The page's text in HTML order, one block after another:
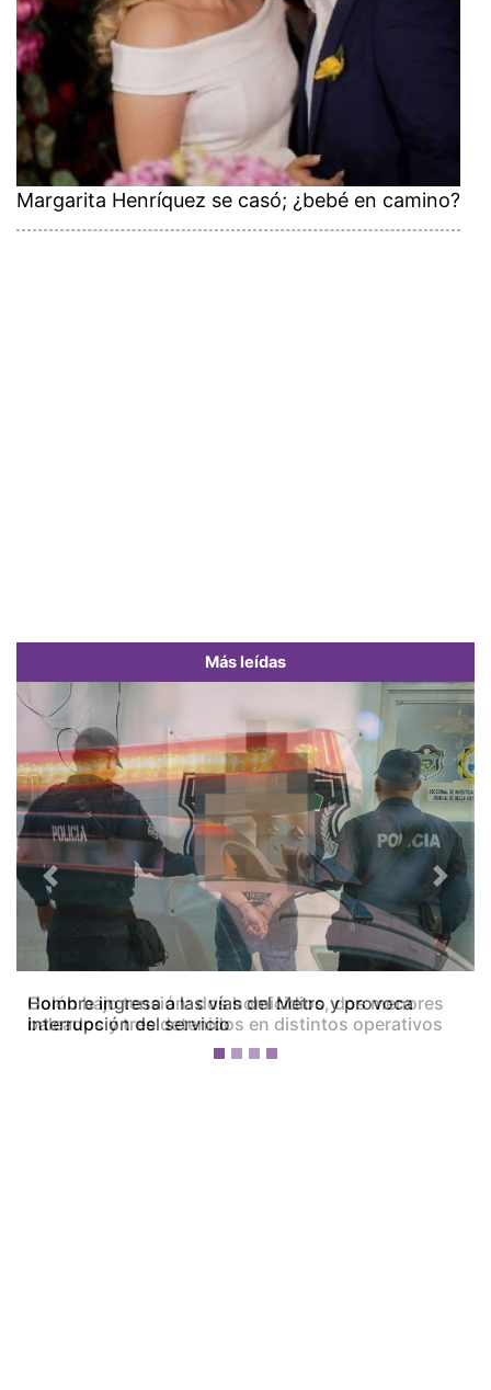
Margarita Henríquez se casó; ¿bebé en camino?
Más leídas
Colón bajo tensión: dos homicidios, dos menores
baleados y tres detenidos en distintos operativos
Previous Next